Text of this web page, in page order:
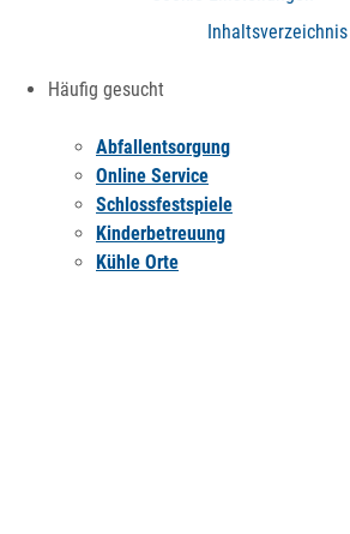
Inhaltsverzeichnis
Häufig gesucht
Abfallentsorgung
Online Service
Schlossfestspiele
Kinderbetreuung
Kühle Orte